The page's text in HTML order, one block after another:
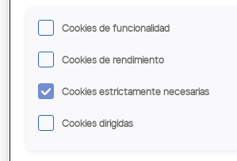
EXPOSICIÓN 'DOMESTIC WORKSPACES.
Cookies de funcionalidad
Cookies de rendimiento
Cookies estrictamente necesarias
Cookies dirigidas